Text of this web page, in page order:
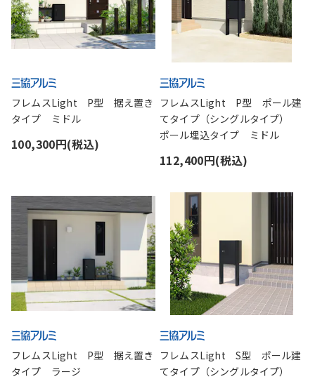
フレムスLight P型 据え置き
タイプ ミドル
100,300円(税込)
フレムスLight P型 ポール建
てタイプ（シングルタイプ）
ポール埋込タイプ ミドル
112,400円(税込)
フレムスLight P型 据え置き
タイプ ラージ
フレムスLight S型 ポール建
てタイプ（シングルタイプ）